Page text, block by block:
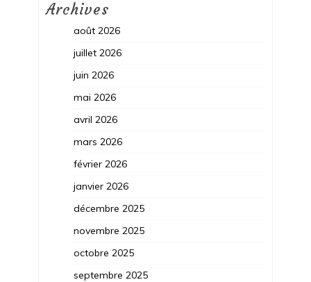
Archives
août 2026
juillet 2026
juin 2026
mai 2026
avril 2026
mars 2026
février 2026
janvier 2026
décembre 2025
novembre 2025
octobre 2025
septembre 2025